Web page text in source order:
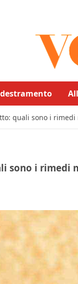
quali sono i
sono i